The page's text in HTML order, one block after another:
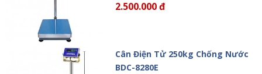
2.500.000 đ
Cân Điện Tử 250kg Chống Nước
BDC-8280E